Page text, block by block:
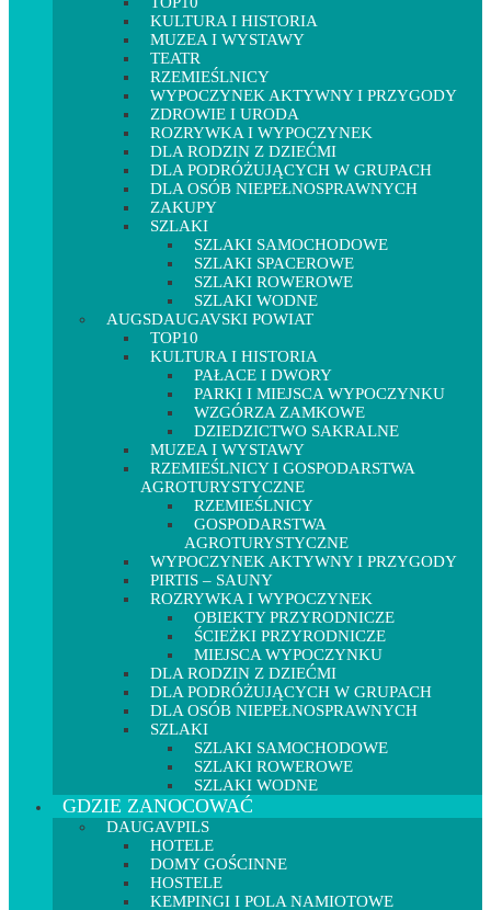
KULTURA I HISTORIA
MUZEA I WYSTAWY
TEATR
RZEMIEŚLNICY
WYPOCZYNEK AKTYWNY I PRZYGODY
ZDROWIE I URODA
ROZRYWKA I WYPOCZYNEK
DLA RODZIN Z DZIEĆMI
DLA PODRÓŻUJĄCYCH W GRUPACH
DLA OSÓB NIEPEŁNOSPRAWNYCH
ZAKUPY
SZLAKI
SZLAKI SAMOCHODOWE
SZLAKI SPACEROWE
SZLAKI ROWEROWE
SZLAKI WODNE
AUGSDAUGAVSKI POWIAT
TOP10
KULTURA I HISTORIA
PAŁACE I DWORY
PARKI I MIEJSCA WYPOCZYNKU
WZGÓRZA ZAMKOWE
DZIEDZICTWO SAKRALNE
MUZEA I WYSTAWY
RZEMIEŚLNICY I GOSPODARSTWA
AGROTURYSTYCZNE
RZEMIEŚLNICY
GOSPODARSTWA
AGROTURYSTYCZNE
WYPOCZYNEK AKTYWNY I PRZYGODY
PIRTIS – SAUNY
ROZRYWKA I WYPOCZYNEK
OBIEKTY PRZYRODNICZE
ŚCIEŻKI PRZYRODNICZE
MIEJSCA WYPOCZYNKU
DLA RODZIN Z DZIEĆMI
DLA PODRÓŻUJĄCYCH W GRUPACH
DLA OSÓB NIEPEŁNOSPRAWNYCH
SZLAKI
SZLAKI SAMOCHODOWE
SZLAKI ROWEROWE
SZLAKI WODNE
GDZIE ZANOCOWAĆ
DAUGAVPILS
HOTELE
DOMY GOŚCINNE
HOSTELE
KEMPINGI I POLA NAMIOTOWE